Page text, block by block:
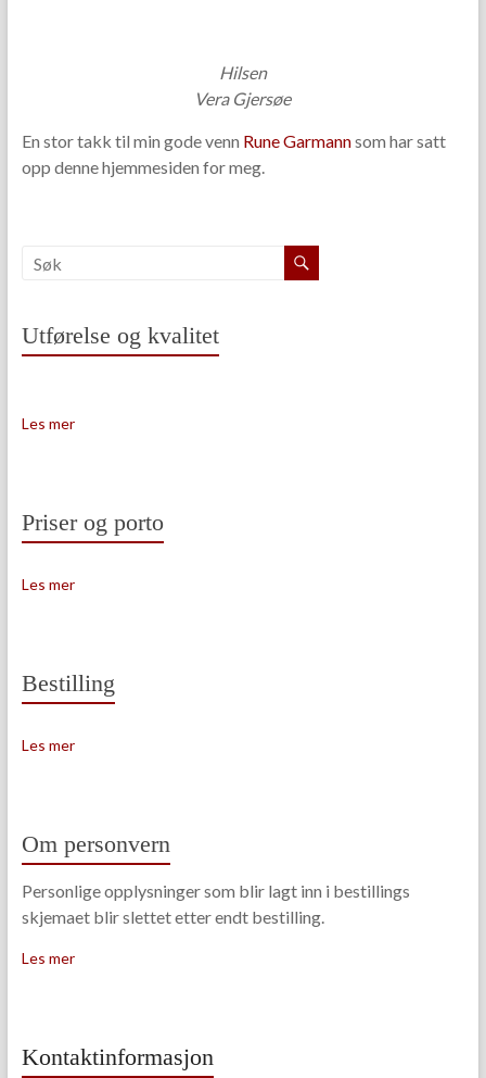
Hilsen
Vera Gjersøe
En stor takk til min gode venn Rune Garmannsom har satt
opp denne hjemmesiden for meg.
Utførelse og kvalitet
Les mer
Priser og porto
Les mer
Bestilling
Les mer
Om personvern
Personlige opplysninger som blir lagt inn i bestillings
skjemaet blir slettet etter endt bestilling.
Les mer
Kontaktinformasjon